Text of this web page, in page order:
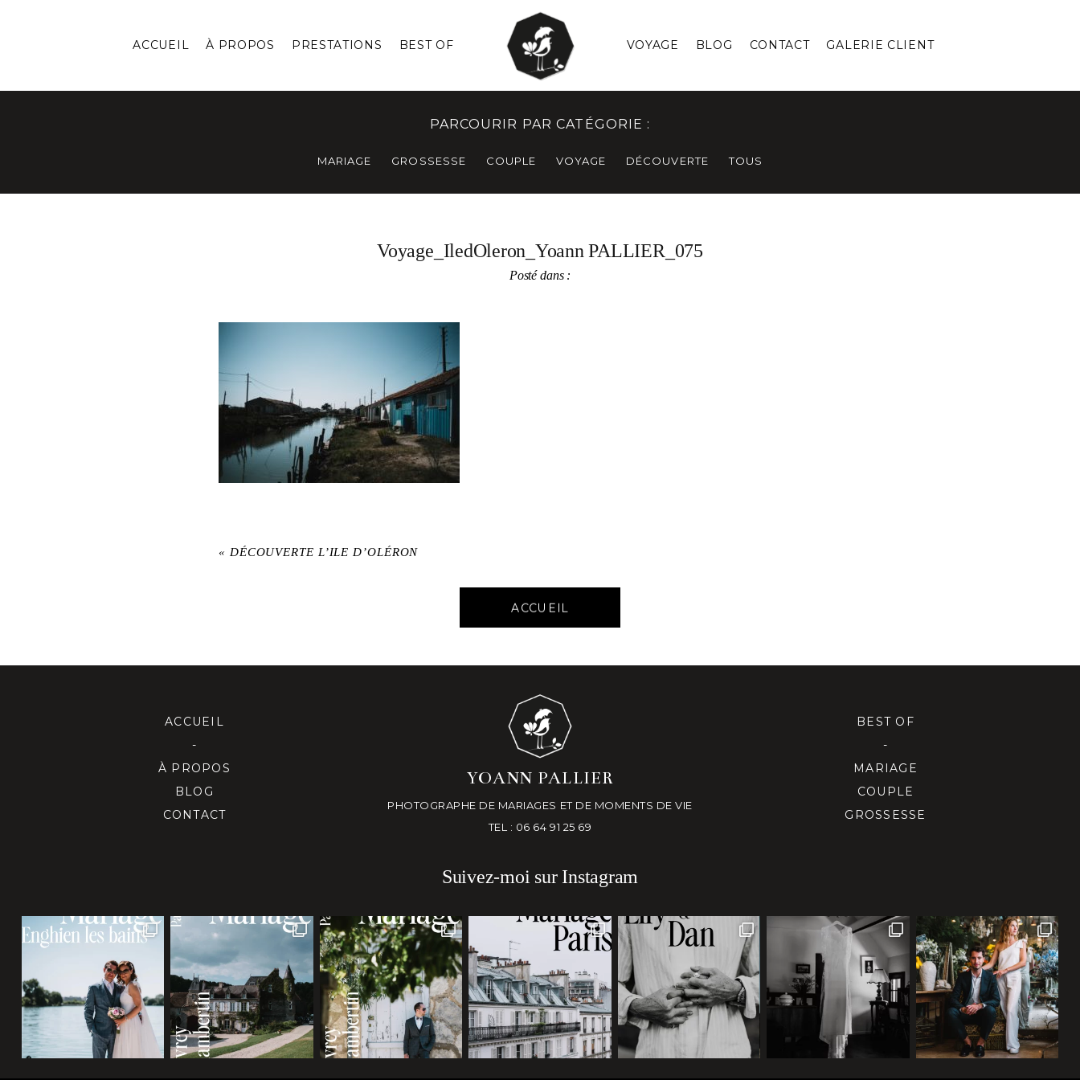
ACCUEIL À PROPOS PRESTATIONS BEST OF VOYAGE BLOG CONTACT GALERIE CLIENT
PARCOURIR PAR CATÉGORIE :
MARIAGE GROSSESSE COUPLE VOYAGE DÉCOUVERTE TOUS
Voyage_IledOleron_Yoann PALLIER_075
Posté dans :
« DÉCOUVERTE L’ILE D’OLÉRON
ACCUEIL
ACCUEIL
-
À PROPOS
BLOG
CONTACT
YOANN PALLIER
PHOTOGRAPHE DE MARIAGES ET DE MOMENTS DE VIE
TEL : 06 64 91 25 69
BEST OF
-
MARIAGE
COUPLE
GROSSESSE
Suivez-moi sur Instagram